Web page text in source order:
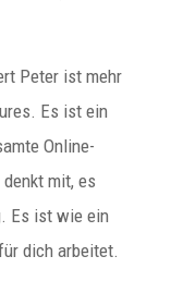
Peter ist mehr
Es ist ein
Online-
mit, es
Es ist wie ein
dich arbeitet.